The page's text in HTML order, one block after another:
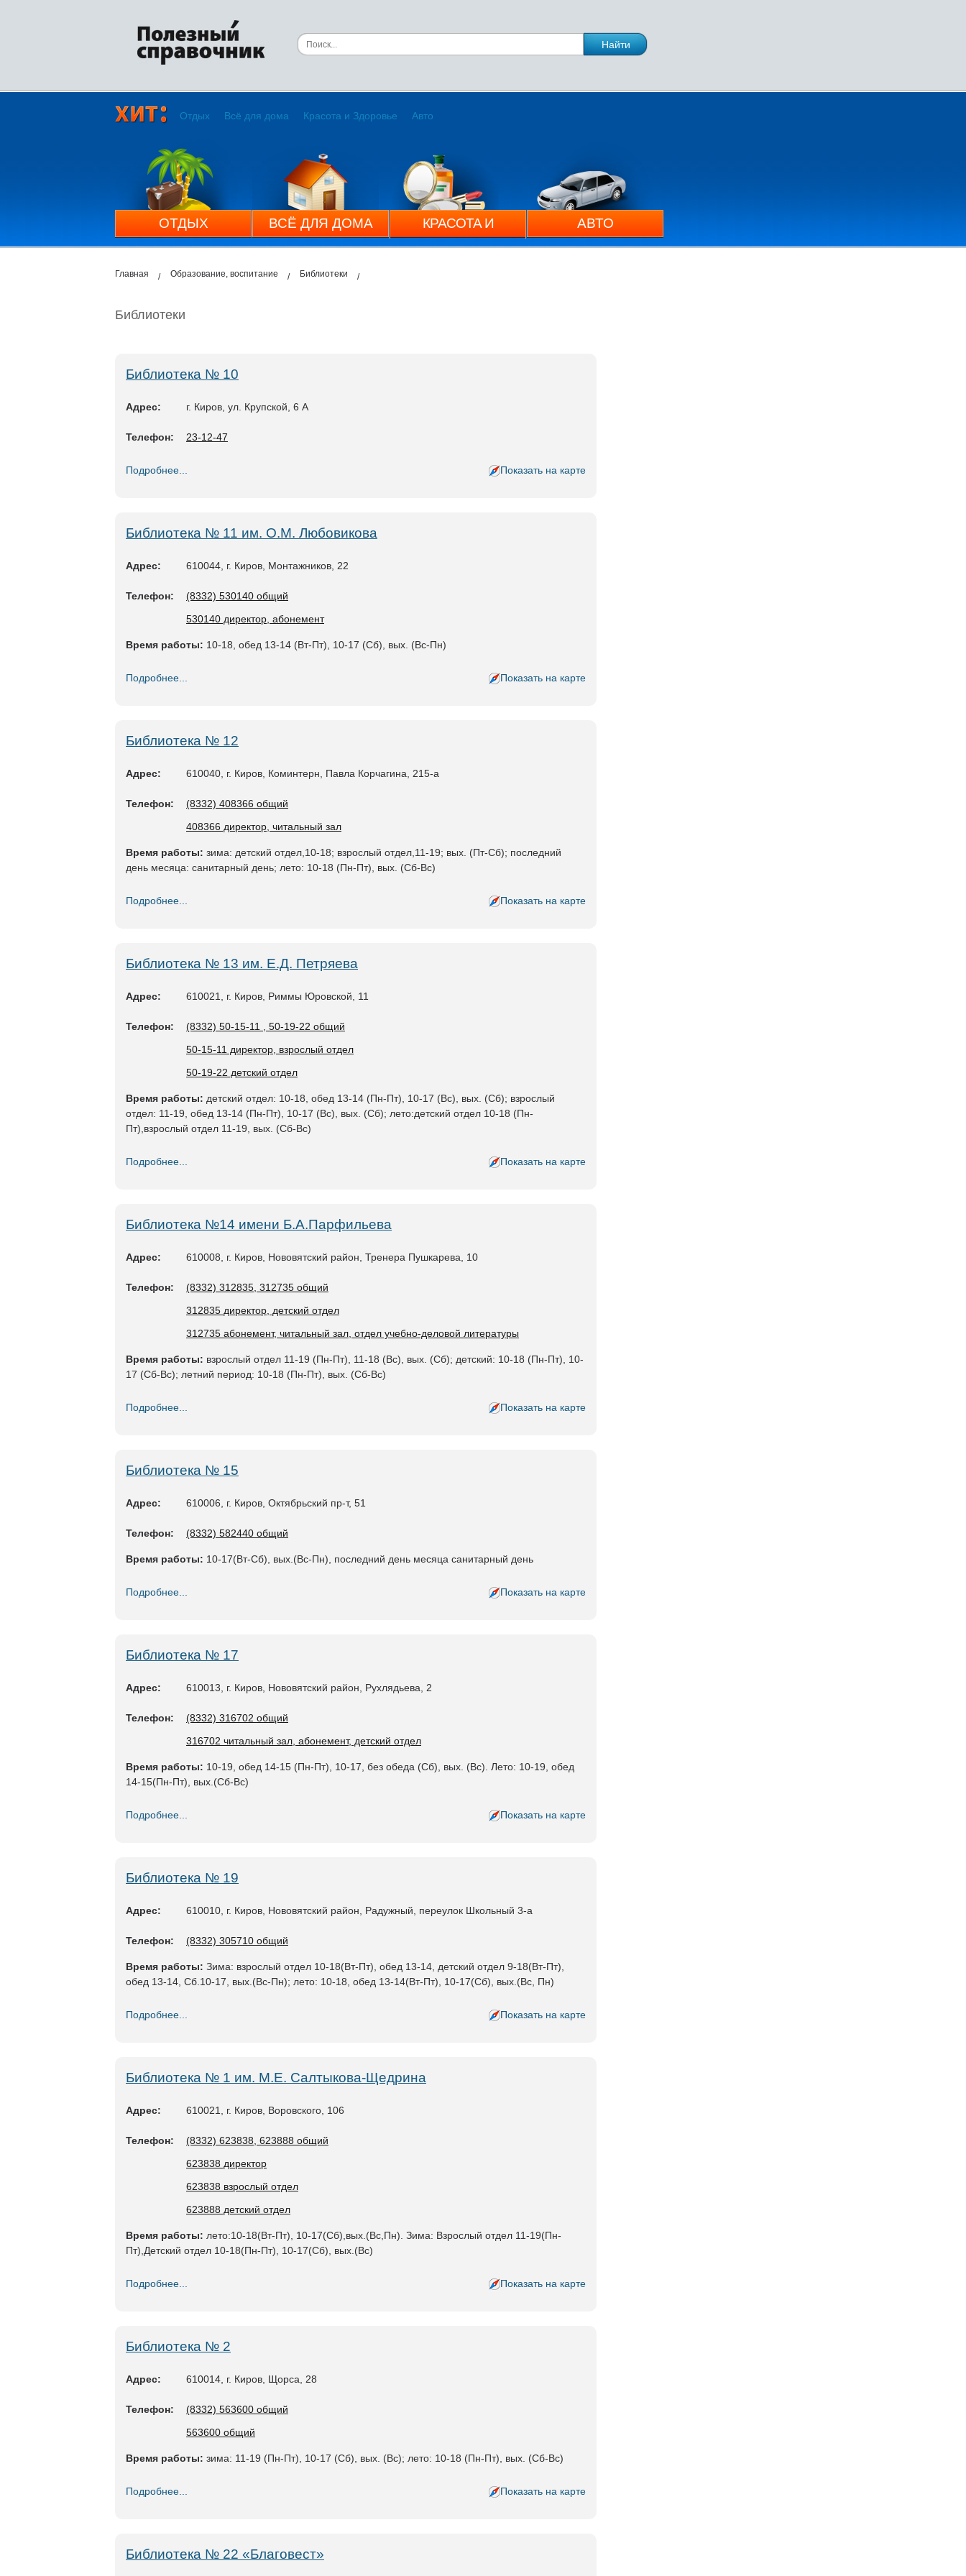
Отдых Всё для дома Красота и Здоровье Авто
ОТДЫХ ВСЁ ДЛЯ ДОМА
КРАСОТА И
ЗДОРОВЬЕ
АВТО
Главная Образование, воспитание Библиотеки
Библиотеки
Библиотека № 10
Адрес: г. Киров, ул. Крупской, 6 А
Телефон: 23-12-47
Подробнее... Показать на карте
Библиотека № 11 им. О.М. Любовикова
Адрес: 610044, г. Киров, Монтажников, 22
Телефон:
(8332) 530140 общий
530140 директор, абонемент
Время работы: 10-18, обед 13-14 (Вт-Пт), 10-17 (Сб), вых. (Вс-Пн)
Подробнее... Показать на карте
Библиотека № 12
Адрес: 610040, г. Киров, Коминтерн, Павла Корчагина, 215-а
Телефон:
(8332) 408366 общий
408366 директор, читальный зал
Время работы: зима: детский отдел,10-18; взрослый отдел,11-19; вых. (Пт-Сб); последний
день месяца: санитарный день; лето: 10-18 (Пн-Пт), вых. (Сб-Вс)
Подробнее... Показать на карте
Библиотека № 13 им. Е.Д. Петряева
Адрес: 610021, г. Киров, Риммы Юровской, 11
Телефон:
(8332) 50-15-11 , 50-19-22 общий
50-15-11 директор, взрослый отдел
50-19-22 детский отдел
Время работы: детский отдел: 10-18, обед 13-14 (Пн-Пт), 10-17 (Вс), вых. (Сб); взрослый
отдел: 11-19, обед 13-14 (Пн-Пт), 10-17 (Вс), вых. (Сб); лето:детский отдел 10-18 (Пн-
Пт),взрослый отдел 11-19, вых. (Сб-Вс)
Подробнее... Показать на карте
Библиотека №14 имени Б.А.Парфильева
Адрес: 610008, г. Киров, Нововятский район, Тренера Пушкарева, 10
Телефон:
(8332) 312835, 312735 общий
312835 директор, детский отдел
312735 абонемент, читальный зал, отдел учебно-деловой литературы
Время работы: взрослый отдел 11-19 (Пн-Пт), 11-18 (Вс), вых. (Сб); детский: 10-18 (Пн-Пт), 10-
17 (Сб-Вс); летний период: 10-18 (Пн-Пт), вых. (Сб-Вс)
Подробнее... Показать на карте
Библиотека № 15
Адрес: 610006, г. Киров, Октябрьский пр-т, 51
Телефон: (8332) 582440 общий
Время работы: 10-17(Вт-Сб), вых.(Вс-Пн), последний день месяца санитарный день
Подробнее... Показать на карте
Библиотека № 17
Адрес: 610013, г. Киров, Нововятский район, Рухлядьева, 2
Телефон:
(8332) 316702 общий
316702 читальный зал, абонемент, детский отдел
Время работы: 10-19, обед 14-15 (Пн-Пт), 10-17, без обеда (Сб), вых. (Вс). Лето: 10-19, обед
14-15(Пн-Пт), вых.(Сб-Вс)
Подробнее... Показать на карте
Библиотека № 19
Адрес: 610010, г. Киров, Нововятский район, Радужный, переулок Школьный 3-а
Телефон: (8332) 305710 общий
Время работы: Зима: взрослый отдел 10-18(Вт-Пт), обед 13-14, детский отдел 9-18(Вт-Пт),
обед 13-14, Сб.10-17, вых.(Вс-Пн); лето: 10-18, обед 13-14(Вт-Пт), 10-17(Сб), вых.(Вс, Пн)
Подробнее... Показать на карте
Библиотека № 1 им. М.Е. Салтыкова-Щедрина
Адрес: 610021, г. Киров, Воровского, 106
Телефон:
(8332) 623838, 623888 общий
623838 директор
623838 взрослый отдел
623888 детский отдел
Время работы: лето:10-18(Вт-Пт), 10-17(Сб),вых.(Вс,Пн). Зима: Взрослый отдел 11-19(Пн-
Пт),Детский отдел 10-18(Пн-Пт), 10-17(Сб), вых.(Вс)
Подробнее... Показать на карте
Библиотека № 2
Адрес: 610014, г. Киров, Щорса, 28
Телефон:
(8332) 563600 общий
563600 общий
Время работы: зима: 11-19 (Пн-Пт), 10-17 (Сб), вых. (Вс); лето: 10-18 (Пн-Пт), вых. (Сб-Вс)
Подробнее... Показать на карте
Библиотека № 22 «Благовест»